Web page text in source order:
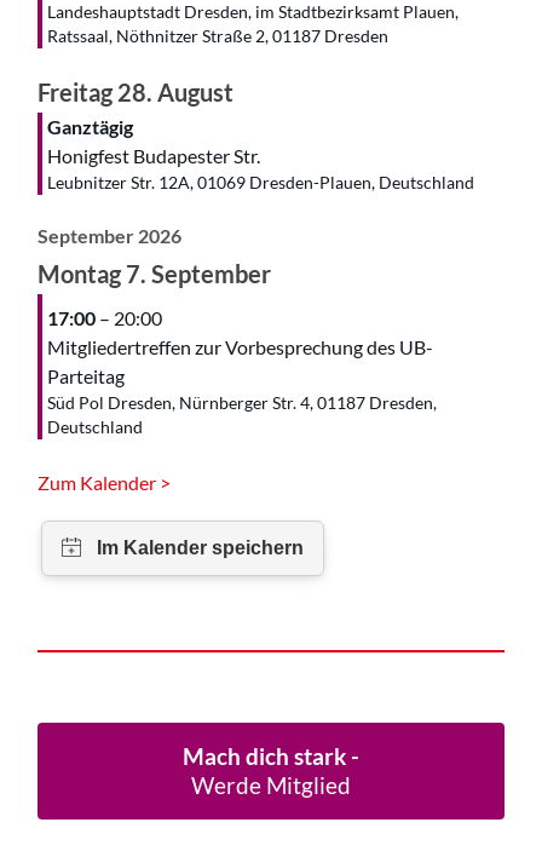
Landeshauptstadt Dresden, im Stadtbezirksamt Plauen,
Ratssaal, Nöthnitzer Straße 2, 01187 Dresden
Freitag28. August
Ganztägig
Honigfest Budapester Str.
Leubnitzer Str. 12A, 01069 Dresden-Plauen, Deutschland
September 2026
Montag7. September
17:00 – 20:00
Mitgliedertreffen zur Vorbesprechung des UB-
Parteitag
Süd Pol Dresden, Nürnberger Str. 4, 01187 Dresden,
Deutschland
Zum Kalender >
Mach dich stark -
Werde Mitglied